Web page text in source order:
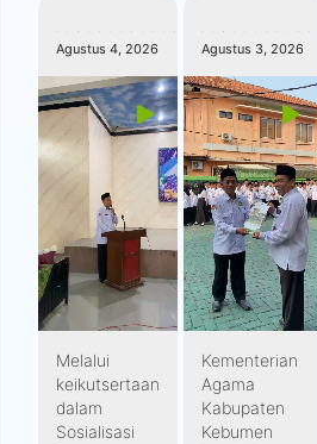
Agustus 4, 2026
Melalui
keikutsertaan
dalam
Sosialisasi
Agustus 3, 2026
Kementerian
Agama
Kabupaten
Kebumen